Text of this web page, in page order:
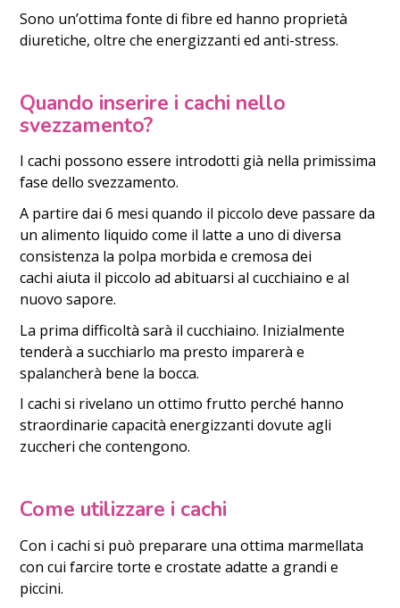
Sono un’ottima fonte di fibre ed hanno proprietà
diuretiche, oltre che energizzanti ed anti-stress.
Quando inserire i cachi nello
svezzamento?
I cachi possono essere introdotti già nella primissima
fase dello svezzamento.
A partire dai 6 mesi quando il piccolo deve passare da
un alimento liquido come il latte a uno di diversa
consistenza la polpa morbida e cremosa dei
cachi aiuta il piccolo ad abituarsi al cucchiaino e al
nuovo sapore.
La prima difficoltà sarà il cucchiaino. Inizialmente
tenderà a succhiarlo ma presto imparerà e
spalancherà bene la bocca.
I cachi si rivelano un ottimo frutto perché hanno
straordinarie capacità energizzanti dovute agli
zuccheri che contengono.
Come utilizzare i cachi
Con i cachi si può preparare una ottima marmellata
con cui farcire torte e crostate adatte a grandi e
piccini.